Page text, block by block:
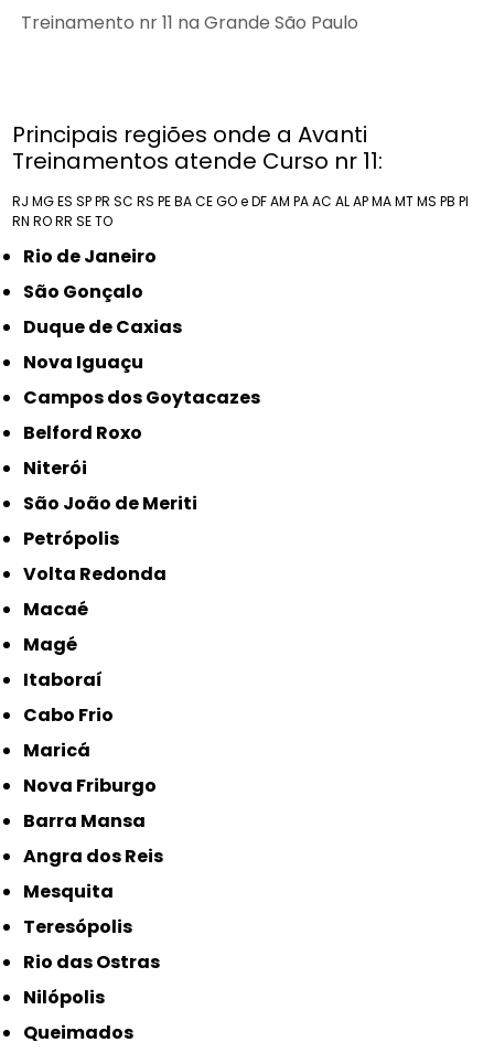
Treinamento nr 11 na Grande São Paulo
Principais regiões onde a Avanti
Treinamentos atende Curso nr 11:
RJ MGES SPPR SC RS PEBACEGO e DFAM PAAC ALAPMAMTMS PB PI
RN RORR SETO
Rio de Janeiro
São Gonçalo
Duque de Caxias
Nova Iguaçu
Campos dos Goytacazes
Belford Roxo
Niterói
São João de Meriti
Petrópolis
Volta Redonda
Macaé
Magé
Itaboraí
Cabo Frio
Maricá
Nova Friburgo
Barra Mansa
Angra dos Reis
Mesquita
Teresópolis
Rio das Ostras
Nilópolis
Queimados